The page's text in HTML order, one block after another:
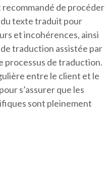
de procéder
texte traduit pour
et incohérences, ainsi
traduction assistée par
processus de traduction.
entre le client et le
s’assurer que les
sont pleinement